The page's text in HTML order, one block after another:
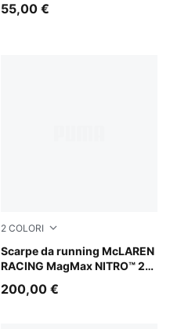
55,00 €
2 COLORI
Scarpe da running McLAREN
RACING MagMax NITRO™ 2
PUMA Black-Papaya
200,00 €